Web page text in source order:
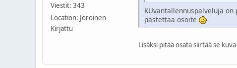
Viestit: 343
Location: Joroinen
Kirjattu
KUvantallennuspalveluja
pastettaa osoite
Lisäksi pitää osata siirtää se